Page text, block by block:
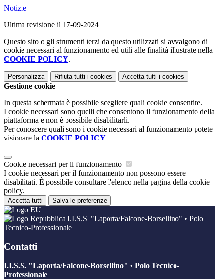
Notizie
Ultima revisione il 17-09-2024
Questo sito o gli strumenti terzi da questo utilizzati si avvalgono di
cookie necessari al funzionamento ed utili alle finalità illustrate nella
COOKIE POLICY.
Personalizza Rifiuta tutti i cookies Accetta tutti i cookies
Gestione cookie
In questa schermata è possibile scegliere quali cookie consentire.
I cookie necessari sono quelli che consentono il funzionamento della
piattaforma e non è possibile disabilitarli.
Per conoscere quali sono i cookie necessari al funzionamento potete
visionare la COOKIE POLICY.
Cookie necessari per il funzionamento
I cookie necessari per il funzionamento non possono essere
disabilitati. È possibile consultare l'elenco nella pagina della cookie
policy.
Accetta tutti Salva le preferenze
I.I.S.S. "Laporta/Falcone-Borsellino" • Polo
Tecnico-Professionale
Contatti
I.I.S.S. "Laporta/Falcone-Borsellino" • Polo Tecnico-
Professionale